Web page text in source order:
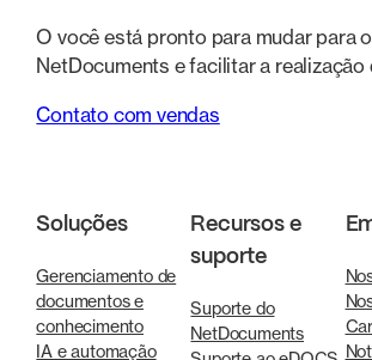
O você está pronto para mudar para o
NetDocuments e facilitar a
Contato com vendas
Soluções
Gerenciamento de
documentos e
conhecimento
IA e automação
Recursos e
suporte
Suporte do
NetDocuments